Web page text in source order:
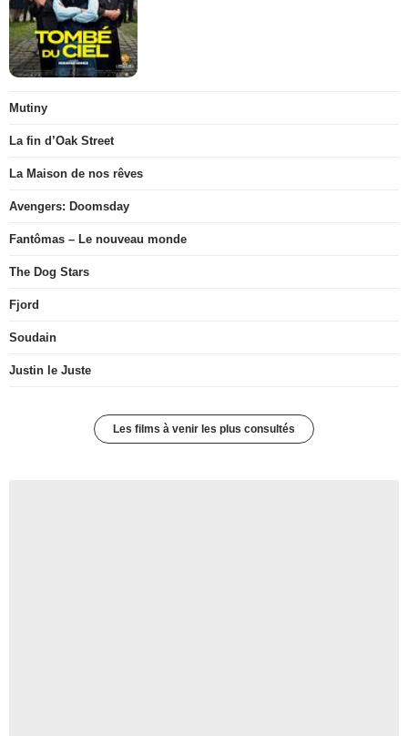
Mutiny
La fin d’Oak Street
La Maison de nos rêves
Avengers: Doomsday
Fantômas – Le nouveau monde
The Dog Stars
Fjord
Soudain
Justin le Juste
Les films à venir les plus consultés